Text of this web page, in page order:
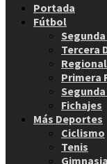
Portada
Fútbol
Segunda
Tercera
Primera
Fichajes
Más Deportes
Ciclismo
Tenis
Gimnasia